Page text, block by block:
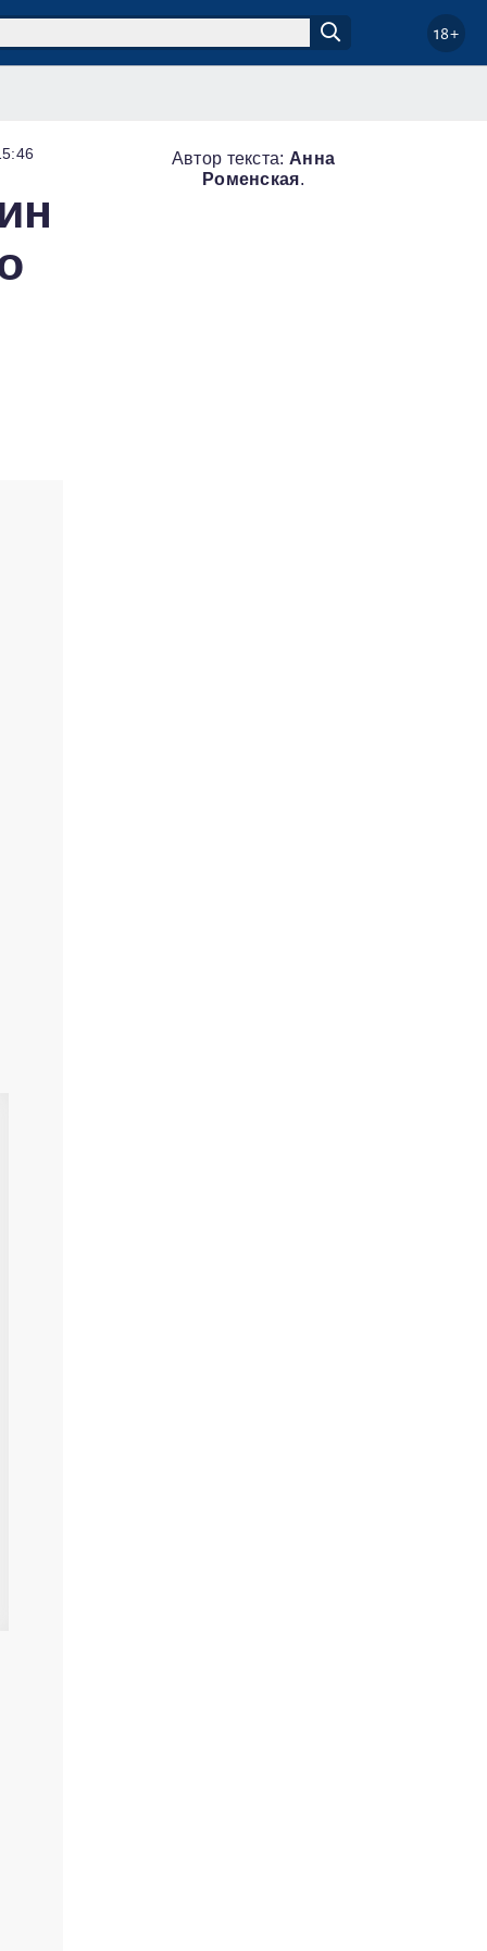
18+
Автор текста: Анна
Роменская.